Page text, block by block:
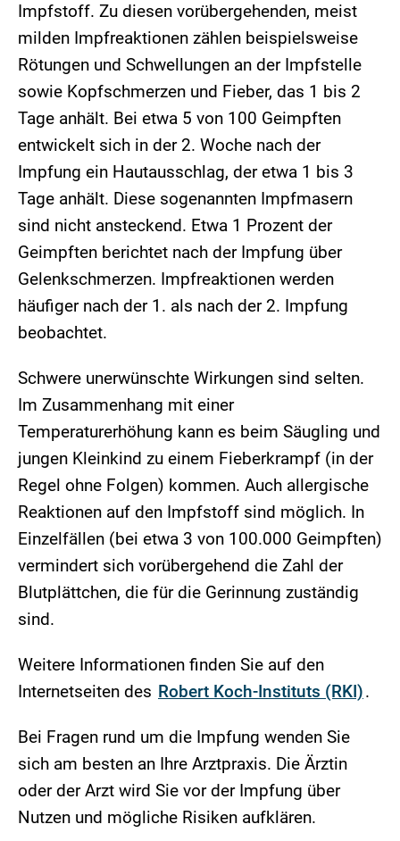
Impfstoff. Zu diesen vorübergehenden, meist
milden Impfreaktionen zählen beispielsweise
Rötungen und Schwellungen an der Impfstelle
sowie Kopfschmerzen und Fieber, das 1 bis 2
Tage anhält. Bei etwa 5 von 100 Geimpften
entwickelt sich in der 2. Woche nach der
Impfung ein Hautausschlag, der etwa 1 bis 3
Tage anhält. Diese sogenannten Impfmasern
sind nicht ansteckend. Etwa 1 Prozent der
Geimpften berichtet nach der Impfung über
Gelenkschmerzen. Impfreaktionen werden
häufiger nach der 1. als nach der 2. Impfung
beobachtet.
Schwere unerwünschte Wirkungen sind selten.
Im Zusammenhang mit einer
Temperaturerhöhung kann es beim Säugling und
jungen Kleinkind zu einem Fieberkrampf (in der
Regel ohne Folgen) kommen. Auch allergische
Reaktionen auf den Impfstoff sind möglich. In
Einzelfällen (bei etwa 3 von 100.000 Geimpften)
vermindert sich vorübergehend die Zahl der
Blutplättchen, die für die Gerinnung zuständig
sind.
Weitere Informationen finden Sie auf den
Internetseiten des Robert Koch-Instituts (RKI).
Bei Fragen rund um die Impfung wenden Sie
sich am besten an Ihre Arztpraxis. Die Ärztin
oder der Arzt wird Sie vor der Impfung über
Nutzen und mögliche Risiken aufklären.